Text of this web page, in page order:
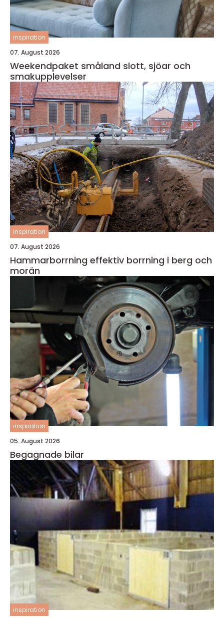
inspiration
07. August 2026
Weekendpaket småland slott, sjöar och
smakupplevelser
inspiration
07. August 2026
Hammarborrning effektiv borrning i berg och
morän
inspiration
05. August 2026
Begagnade bilar
inspiration